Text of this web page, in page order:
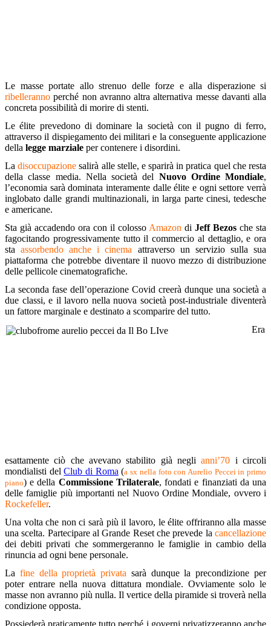
Le masse portate allo strenuo delle forze e alla disperazione si
ribelleranno perché non avranno altra alternativa messe davanti alla
concreta possibilità di morire di stenti.
Le élite prevedono di dominare la società con il pugno di ferro,
attraverso il dispiegamento dei militari e la conseguente applicazione
della legge marziale per contenere i disordini.
Ladisoccupazione salirà alle stelle, e sparirà in pratica quel che resta
della classe media. Nella società del Nuovo Ordine Mondiale,
l’economia sarà dominata interamente dalle élite e ogni settore verrà
inglobato dalle grandi multinazionali, in larga parte cinesi, tedesche
e americane.
Sta già accadendo ora con il colosso Amazon di Jeff Bezos che sta
fagocitando progressivamente tutto il commercio al dettaglio, e ora
staassorbendo anche i cinema attraverso un servizio sulla sua
piattaforma che potrebbe diventare il nuovo mezzo di distribuzione
delle pellicole cinematografiche.
La seconda fase dell’operazione Covid creerà dunque una società a
due classi, e il lavoro nella nuova società post-industriale diventerà
un fattore marginale e destinato a scomparire del tutto.
Era
esattamente ciò che avevano stabilito già neglianni’70 i circoli
mondialisti delClub di Roma (a sx nella foto con Aurelio Peccei in primo
piano) e della Commissione Trilaterale, fondati e finanziati da una
delle famiglie più importanti nel Nuovo Ordine Mondiale, ovvero i
Rockefeller.
Una volta che non ci sarà più il lavoro, le élite offriranno alla masse
una scelta. Partecipare al Grande Reset che prevede la cancellazione
dei debiti privati che sommergeranno le famiglie in cambio della
rinuncia ad ogni bene personale.
La fine della proprietà privata sarà dunque la precondizione per
poter entrare nella nuova dittatura mondiale. Ovviamente solo le
masse non avranno più nulla. Il vertice della piramide si troverà nella
condizione opposta.
Possiederà praticamente tutto perché i governi privatizzeranno anche